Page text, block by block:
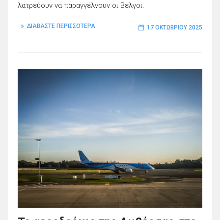
λατρεύουν να παραγγέλνουν οι Βέλγοι.
ΔΙΑΒΑΣΤΕ ΠΕΡΙΣΣΟΤΕΡΑ 17 ΟΚΤΩΒΡΊΟΥ 2025